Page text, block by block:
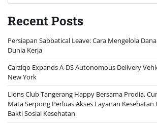
Recent Posts
Persiapan Sabbatical Leave: Cara Mengelola
Dunia Kerja
Carziqo Expands A-DS Autonomous Delivery
New York
Lions Club Tangerang Happy Bersama Prodia,
Mata Serpong Perluas Akses Layanan
Bakti Sosial Kesehatan